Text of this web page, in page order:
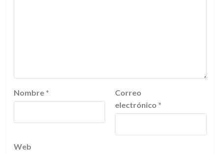
Nombre *
Correo
electrónico *
Web